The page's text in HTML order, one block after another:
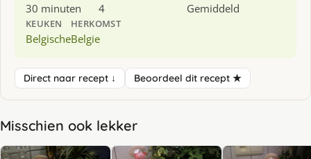
30 minuten 4 Gemiddeld
KEUKEN
Belgische
HERKOMST
Belgie
Direct naar recept ↓ Beoordeel dit recept ★
Misschien ook lekker